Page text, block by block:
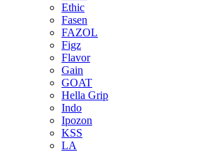
Ethic
Fasen
FAZOL
Figz
Flavor
Gain
GOAT
Hella Grip
Indo
Ipozon
KSS
LA